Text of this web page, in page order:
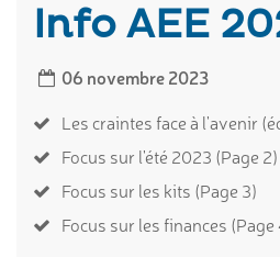
Info AEE
06 novembre 2023
Les craintes face à l'avenir
Focus sur l'été 2023 (Page 2)
Focus sur les kits (Page 3)
Focus sur les finances (Page